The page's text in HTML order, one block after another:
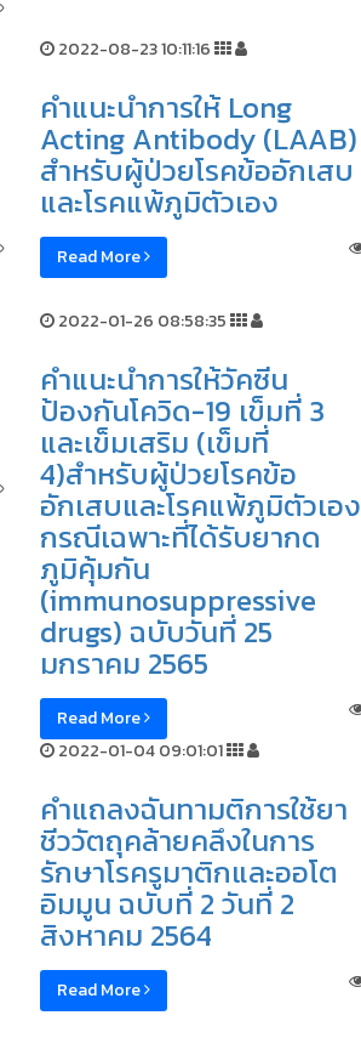
2022-08-23 10:11:16
คำแนะนำการให้ Long
Acting Antibody (LAAB)
สำหรับผู้ป่วยโรคข้ออักเสบ
และโรคแพ้ภูมิตัวเอง
Read More
2022-01-26 08:58:35
คำแนะนำการให้วัคซีน
ป้องกันโควิด-19 เข็มที่ 3
และเข็มเสริม (เข็มที่
4)สำหรับผู้ป่วยโรคข้อ
อักเสบและโรคแพ้ภูมิตัวเอง
กรณีเฉพาะที่ได้รับยากด
ภูมิคุ้มกัน
(immunosuppressive
drugs) ฉบับวันที่ 25
มกราคม 2565
Read More
2022-01-04 09:01:01
คำแถลงฉันทามติการใช้ยา
ชีววัตถุคล้ายคลึงในการ
รักษาโรครูมาติกและออโต
อิมมูน ฉบับที่ 2 วันที่ 2
สิงหาคม 2564
Read More